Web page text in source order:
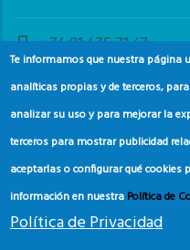
+34 91 435 31 47
Te informamos que nuestra página
analíticas propias y de terceros,
analizar su uso y para mejorar la
terceros para mostrar publicidad
aceptarlas o configurar qué cookies
información en nuestra Política de
Política de Privacidad